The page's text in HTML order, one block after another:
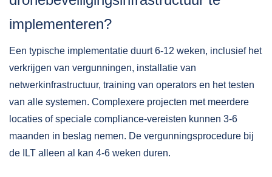
implementeren?
Een typische implementatie duurt 6-12 weken, inclusief het
verkrijgen van vergunningen, installatie van
netwerkinfrastructuur, training van operators en het testen
van alle systemen. Complexere projecten met meerdere
locaties of speciale compliance-vereisten kunnen 3-6
maanden in beslag nemen. De vergunningsprocedure bij
de ILT alleen al kan 4-6 weken duren.